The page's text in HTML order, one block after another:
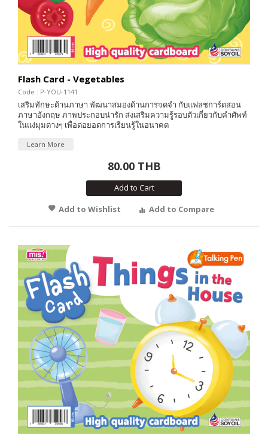
Flash Card - Vegetables
Code : P-YOU-1141
เสริมทักษะด้านภาษา พัฒนาสมองด้านการจดจำ กับแฟลชการ์ดสอน
ภาษาอังกฤษ ภาพประกอบน่ารัก ส่งเสริมความรู้รอบตัวเกี่ยวกับคำศัพท์
ในแง่มุมต่างๆ เพื่อต่อยอดการเรียนรู้ในอนาคต
Learn More
80.00 THB
Add to Cart
Add to Wishlist
Add to Compare